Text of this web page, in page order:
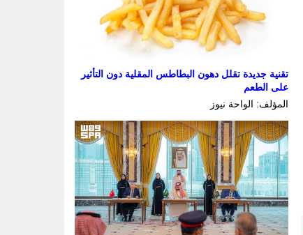
تقنية جديدة تقلل دهون البطاطس المقلية دون التأثير
على الطعم
المؤلف: الواحة نيوز